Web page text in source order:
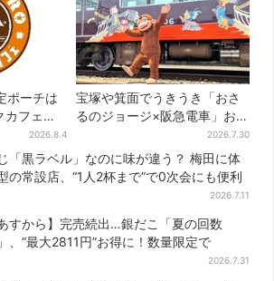
ポーチは
フェ初
無料でレ
2026.8.4
宝塚や箕面でうきうき「おさ
るのジョージ×阪急電車」お披
露目！マルーンの制服で神
戸・宝塚・京都各線に添乗
2026.7.30
「黒ラベル」なのに味が違う？ 梅田に体
の常設店、“1人2杯まで”で0次会にも便利
2026.7.11
あすから】完売続出…銀だこ「夏の回数
、“最大2811円”お得に！数量限定で
2026.7.31